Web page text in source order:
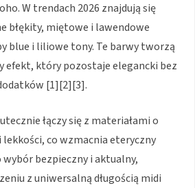
W trendach 2026 znajdują się
błękity, miętowe i lawendowe
blue i liliowe tony. Te barwy tworzą
efekt, który pozostaje elegancki bez
[1][2][3].
łączy się z materiałami o
co wzmacnia eteryczny
wybór bezpieczny i aktualny,
z uniwersalną długością midi